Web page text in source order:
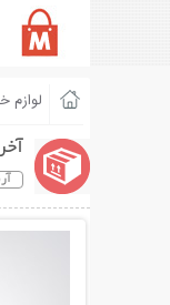
لوازم